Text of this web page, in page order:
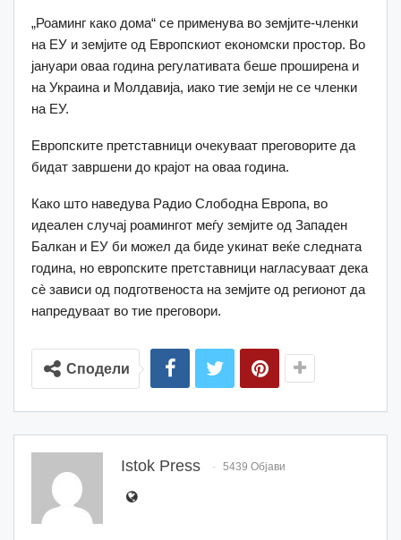
„Роаминг како дома“ се применува во земјите-членки
на ЕУ и земјите од Европскиот економски простор. Во
јануари оваа година регулативата беше проширена и
на Украина и Молдавија, иако тие земји не се членки
на ЕУ.
Европските претставници очекуваат преговорите да
бидат завршени до крајот на оваа година.
Како што наведува Радио Слободна Европа, во
идеален случај роамингот меѓу земјите од Западен
Балкан и ЕУ би можел да биде укинат веќе следната
година, но европските претставници нагласуваат дека
сè зависи од подготвеноста на земјите од регионот да
напредуваат во тие преговори.
Сподели
Istok Press 5439 Објави